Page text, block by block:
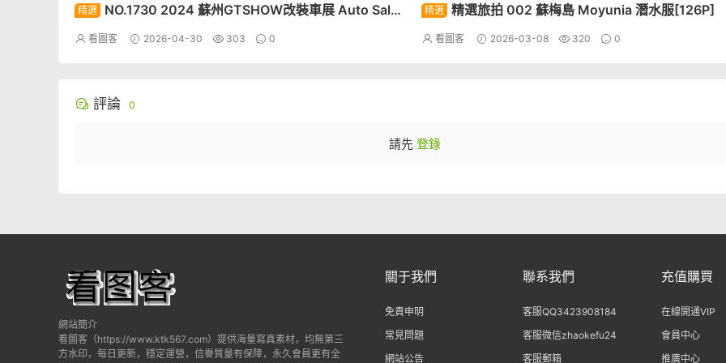
精選
NO.1730 2024 蘇州GTSHOW改裝車展 Auto Salon
Racing Model 119[30P]
看圖客 2026-04-30 303 0
精選 精選旅拍 002 蘇梅島 Moyunia 潛水服[126P]
看圖客 2026-03-08 320 0
評論 0
請先 登錄
網站簡介
看圖客（https://www.ktk567.com）提供海量寫真素材，均無第三
方水印，每日更新，穩定運營，信譽質量有保障，永久會員更有全
關于我們
免責申明
常見問題
網站公告
聯系我們
客服QQ3423908184
客服微信zhaokefu24
客服郵箱
充值購買
在線開通VIP
會員中心
推廣中心